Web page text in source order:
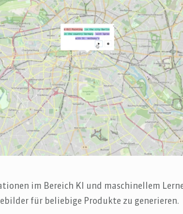
im Bereich KI und maschinellem
für beliebige Produkte zu generieren.